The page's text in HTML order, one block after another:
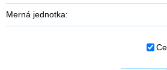
Merná jednotka: